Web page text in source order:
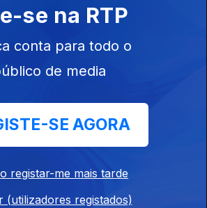
se na RTP
conta para todo o
de media
SE AGORA
registar-me mais tarde
(utilizadores registados)